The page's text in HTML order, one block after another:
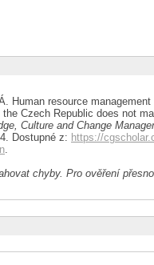
Human resource
Czech Republic does not
Culture and Change
Dostupné z: https://
.
chyby. Pro ověření